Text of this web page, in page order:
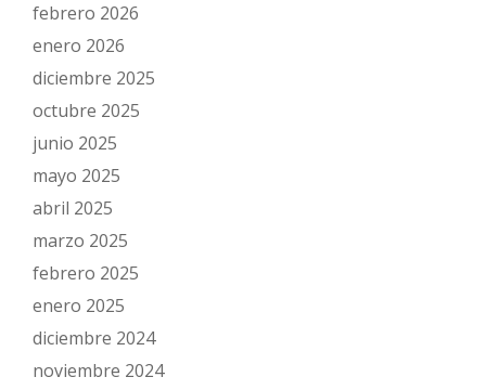
febrero 2026
enero 2026
diciembre 2025
octubre 2025
junio 2025
mayo 2025
abril 2025
marzo 2025
febrero 2025
enero 2025
diciembre 2024
noviembre 2024